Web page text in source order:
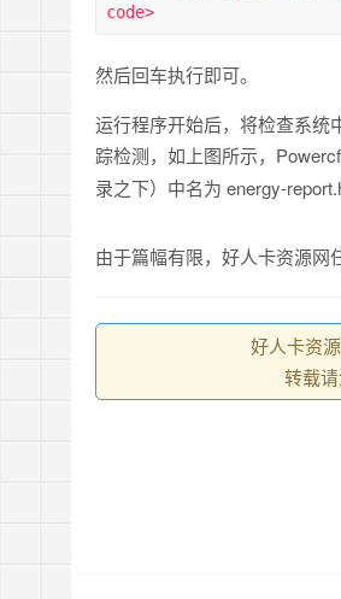
code>
然后回车执行即可。
运行程序开始后，将检查系统
踪检测，如上图所示，
录之下）中名为 energy-
由于篇幅有限，好人卡资源网
好人卡资
转载请